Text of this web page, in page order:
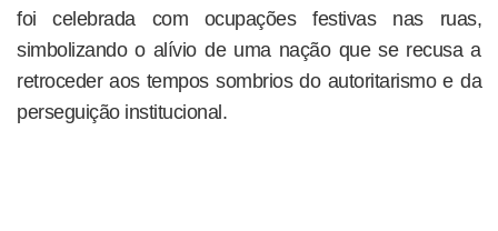
foi celebrada com ocupações festivas nas ruas,
simbolizando o alívio de uma nação que se recusa a
retroceder aos tempos sombrios do autoritarismo e da
perseguição institucional.